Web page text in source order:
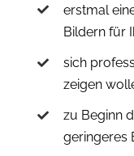
erstmal
Bildern für
sich
zeigen
zu Beginn
geringeres